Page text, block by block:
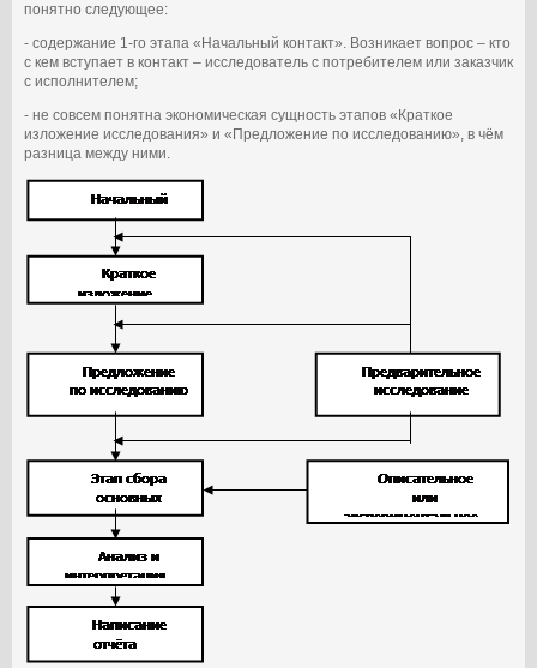
понятно следующее:
- содержание 1-го этапа «Начальный контакт». Возникает вопрос – кто
с кем вступает в контакт – исследователь с потребителем или заказчик
с исполнителем;
- не совсем понятна экономическая сущность этапов «Краткое
изложение исследования» и «Предложение по исследованию», в чём
разница между ними.